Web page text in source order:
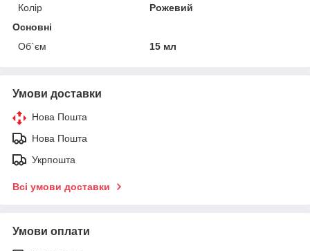
Колір
Рожевий
Основні
Об`єм
15 мл
Умови доставки
Нова Пошта
Нова Пошта
Укрпошта
Всі умови доставки
Умови оплати